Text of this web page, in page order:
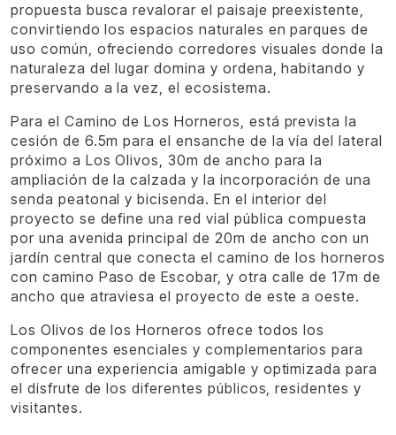
propuesta busca revalorar el paisaje preexistente,
convirtiendo los espacios naturales en parques de
uso común, ofreciendo corredores visuales donde la
naturaleza del lugar domina y ordena, habitando y
preservando a la vez, el ecosistema.
Para el Camino de Los Horneros, está prevista la
cesión de 6.5m para el ensanche de la vía del lateral
próximo a Los Olivos, 30m de ancho para la
ampliación de la calzada y la incorporación de una
senda peatonal y bicisenda. En el interior del
proyecto se define una red vial pública compuesta
por una avenida principal de 20m de ancho con un
jardín central que conecta el camino de los horneros
con camino Paso de Escobar, y otra calle de 17m de
ancho que atraviesa el proyecto de este a oeste.
Los Olivos de los Horneros ofrece todos los
componentes esenciales y complementarios para
ofrecer una experiencia amigable y optimizada para
el disfrute de los diferentes públicos, residentes y
visitantes.